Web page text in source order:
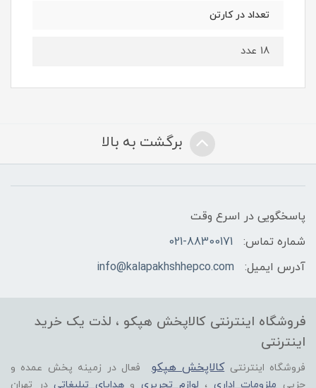
تعداد در کارتن
18 عدد
برگشت به بالا
پاسخگویی در اسرع وقت
شماره تماس:
021-88300171
آدرس ایمیل:
info@kalapakhshhepco.com
فروشگاه اینترنتی کالاپخش هپکو ، لذت یک خرید
اینترنتی
فروشگاه اینترنتی کالاپخش هپکو
فعال در زمینه پخش عمده و
جزییملزومات اداری ،لوازم تحریری وهدایای تبلیغاتیدر تهران